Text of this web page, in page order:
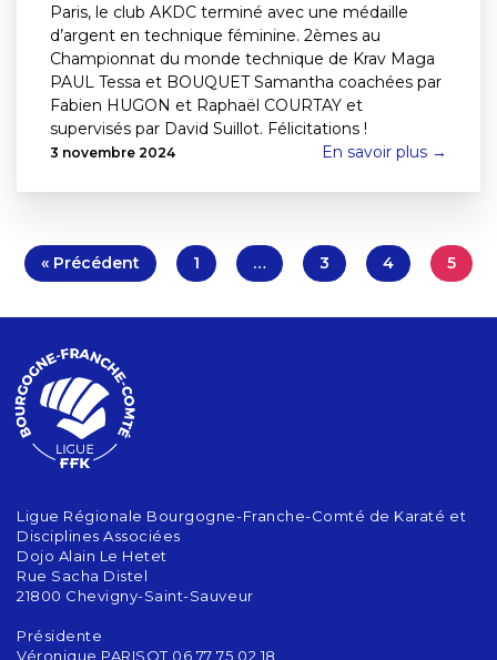
Paris, le club AKDC terminé avec une médaille
d’argent en technique féminine. 2èmes au
Championnat du monde technique de Krav Maga
PAUL Tessa et BOUQUET Samantha coachées par
Fabien HUGON et Raphaël COURTAY et
supervisés par David Suillot. Félicitations !
3 novembre 2024 En savoir plus →
« Précédent 1 … 3 4 5
Ligue Régionale Bourgogne-Franche-Comté de Karaté et
Disciplines Associées
Dojo Alain Le Hetet
Rue Sacha Distel
21800 Chevigny-Saint-Sauveur
Présidente
Véronique PARISOT 06 77 75 02 18